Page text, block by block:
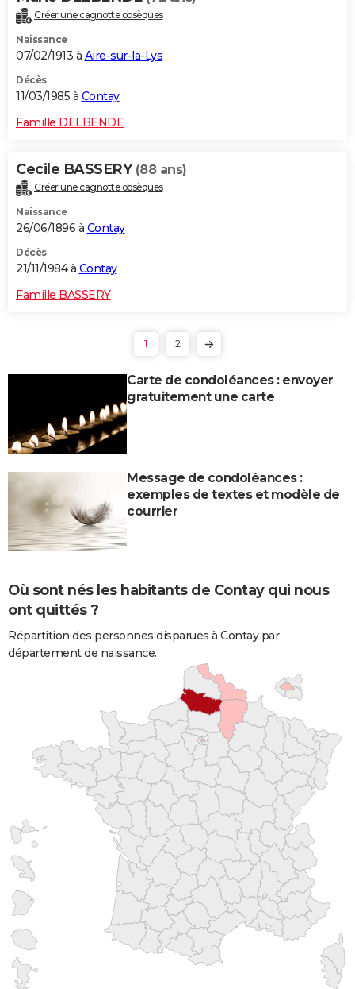
Créer une cagnotte obsèques
Naissance
07/02/1913 à Aire-sur-la-Lys
Décès
11/03/1985 à Contay
Famille DELBENDE
Cecile BASSERY (88 ans)
Créer une cagnotte obsèques
Naissance
26/06/1896 à Contay
Décès
21/11/1984 à Contay
Famille BASSERY
1 2
Carte de condoléances : envoyer
gratuitement une carte
Message de condoléances :
exemples de textes et modèle de
courrier
Où sont nés les habitants de Contay qui nous
ont quittés ?
Répartition des personnes disparues à Contay par
département de naissance.